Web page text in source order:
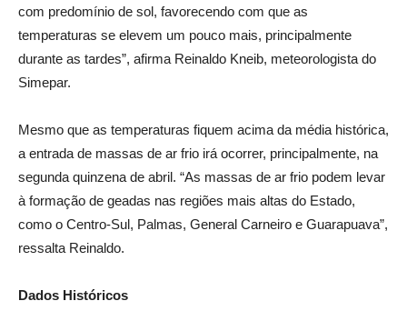
com predomínio de sol, favorecendo com que as
temperaturas se elevem um pouco mais, principalmente
durante as tardes”, afirma Reinaldo Kneib, meteorologista do
Simepar.
Mesmo que as temperaturas fiquem acima da média histórica,
a entrada de massas de ar frio irá ocorrer, principalmente, na
segunda quinzena de abril. “As massas de ar frio podem levar
à formação de geadas nas regiões mais altas do Estado,
como o Centro-Sul, Palmas, General Carneiro e Guarapuava”,
ressalta Reinaldo.
Dados Históricos